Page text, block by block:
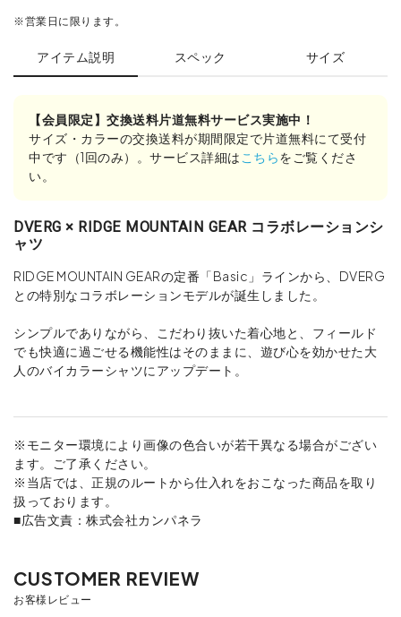
※営業日に限ります。
アイテム説明 スペック サイズ
【会員限定】交換送料片道無料サービス実施中！
サイズ・カラーの交換送料が期間限定で片道無料にて受付
中です（1回のみ）。サービス詳細は こちらをご覧くださ
い。
DVERG × RIDGE MOUNTAIN GEAR コラボレーションシ
ャツ
RIDGE MOUNTAIN GEARの定番「Basic」ラインから、DVERG
との特別なコラボレーションモデルが誕生しました。
シンプルでありながら、こだわり抜いた着心地と、フィールド
でも快適に過ごせる機能性はそのままに、遊び心を効かせた大
人のバイカラーシャツにアップデート。
※モニター環境により画像の色合いが若干異なる場合がござい
ます。ご了承ください。
※当店では、正規のルートから仕入れをおこなった商品を取り
扱っております。
■広告文責：株式会社カンパネラ